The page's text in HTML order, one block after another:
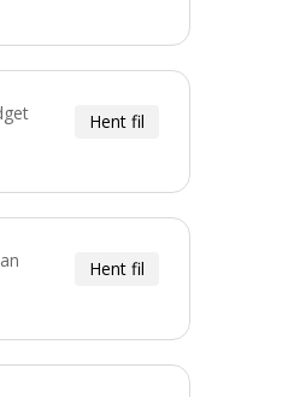
Hent fil
Hent fil